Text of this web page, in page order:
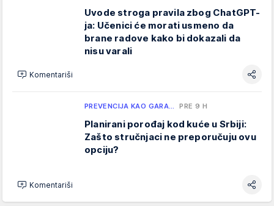
Uvode stroga pravila zbog ChatGPT-
ja: Učenici će morati usmeno da
brane radove kako bi dokazali da
nisu varali
Komentariši
PREVENCIJA KAO GARA… PRE 9 H
Planirani porođaj kod kuće u Srbiji:
Zašto stručnjaci ne preporučuju ovu
opciju?
Komentariši